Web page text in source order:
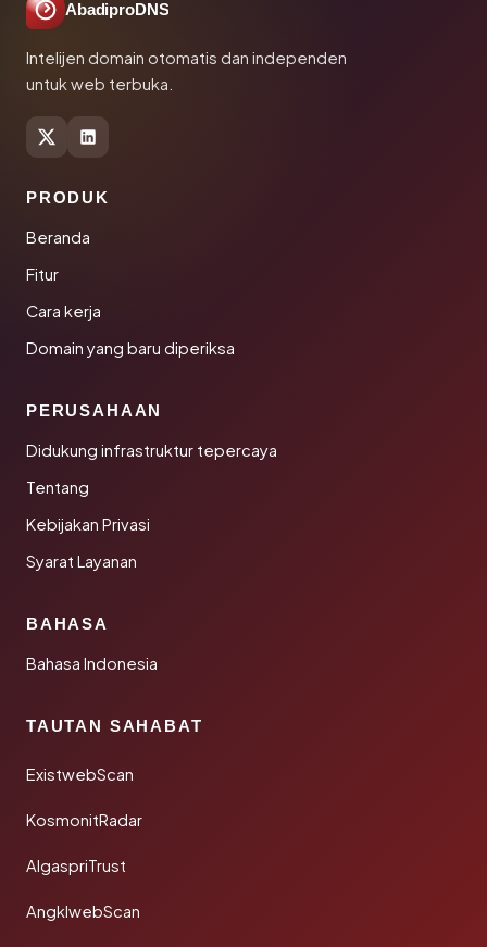
AbadiproDNS
Intelijen domain otomatis dan independen
untuk web terbuka.
PRODUK
Beranda
Fitur
Cara kerja
Domain yang baru diperiksa
PERUSAHAAN
Didukung infrastruktur tepercaya
Tentang
Kebijakan Privasi
Syarat Layanan
BAHASA
Bahasa Indonesia
TAUTAN SAHABAT
ExistwebScan
KosmonitRadar
AlgaspriTrust
AngklwebScan